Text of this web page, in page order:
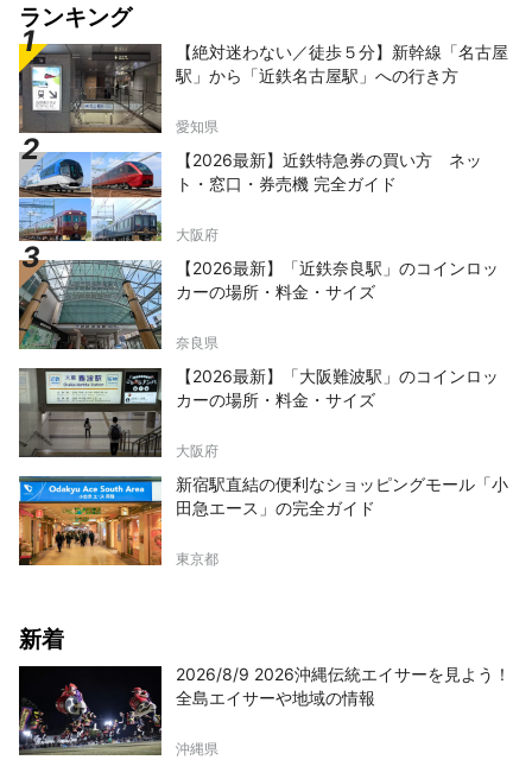
ランキング
【絶対迷わない／徒歩５分】新幹線「名古屋
駅」から「近鉄名古屋駅」への行き方
愛知県
【2026最新】近鉄特急券の買い方 ネッ
ト・窓口・券売機 完全ガイド
大阪府
【2026最新】「近鉄奈良駅」のコインロッ
カーの場所・料金・サイズ
奈良県
【2026最新】「大阪難波駅」のコインロッ
カーの場所・料金・サイズ
大阪府
新宿駅直結の便利なショッピングモール「小
田急エース」の完全ガイド
東京都
新着
2026/8/9 2026沖縄伝統エイサーを見よう！
全島エイサーや地域の情報
沖縄県